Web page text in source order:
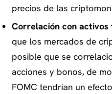
precios de las
Correlación con activos
que los mercados de
posible que se
acciones y bonos, de
FOMC tendrían un